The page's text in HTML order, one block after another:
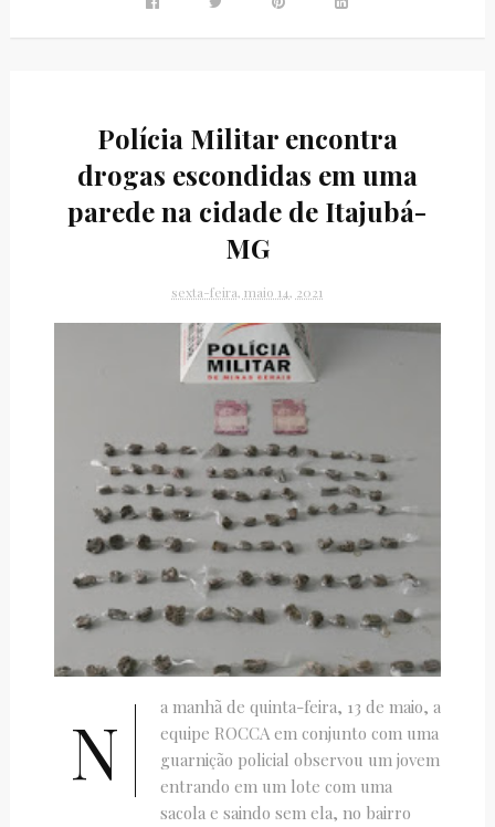
Polícia Militar encontra
drogas escondidas em uma
parede na cidade de Itajubá-
MG
sexta-feira, maio 14, 2021
N
a manhã de quinta-feira, 13 de maio, a
equipe ROCCA em conjunto com uma
guarnição policial observou um jovem
entrando em um lote com uma
sacola e saindo sem ela, no bairro